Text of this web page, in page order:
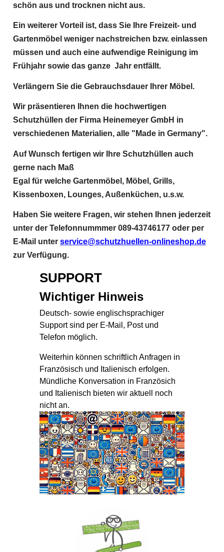
schön aus und trocknen nicht aus.
Ein weiterer Vorteil ist, dass Sie Ihre Freizeit- und
Gartenmöbel weniger nachstreichen bzw. einlassen
müssen und auch eine aufwendige Reinigung im
Frühjahr sowie das ganze Jahr entfällt.
Verlängern Sie die Gebrauchsdauer Ihrer Möbel.
Wir präsentieren Ihnen die hochwertigen
Schutzhüllen der Firma Heinemeyer GmbH in
verschiedenen Materialien, alle "Made in Germany".
Auf Wunsch fertigen wir Ihre Schutzhüllen auch
gerne nach Maß
Egal für welche Gartenmöbel, Möbel, Grills,
Kissenboxen, Lounges, Außenküchen, u.s.w.
Haben Sie weitere Fragen, wir stehen Ihnen jederzeit
unter der Telefonnummmer 089-43746177 oder per
E-Mail unter service@schutzhuellen-onlineshop.de
zur Verfügung.
SUPPORT
Wichtiger Hinweis
Deutsch- sowie englischsprachiger
Support sind per E-Mail, Post und
Telefon möglich.
Weiterhin können schriftlich Anfragen in
Französisch und Italienisch erfolgen.
Mündliche Konversation in Französich
und Italienisch bieten wir aktuell noch
nicht an.